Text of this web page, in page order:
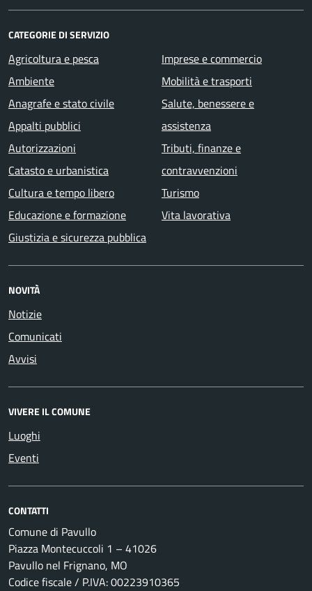
CATEGORIE DI SERVIZIO
Agricoltura e pesca
Ambiente
Anagrafe e stato civile
Appalti pubblici
Autorizzazioni
Catasto e urbanistica
Cultura e tempo libero
Educazione e formazione
Giustizia e sicurezza pubblica
Imprese e commercio
Mobilità e trasporti
Salute, benessere e
assistenza
Tributi, finanze e
contravvenzioni
Turismo
Vita lavorativa
NOVITÀ
Notizie
Comunicati
Avvisi
VIVERE IL COMUNE
Luoghi
Eventi
CONTATTI
Comune di Pavullo
Piazza Montecuccoli 1 – 41026
Pavullo nel Frignano, MO
Codice fiscale / P.IVA: 00223910365